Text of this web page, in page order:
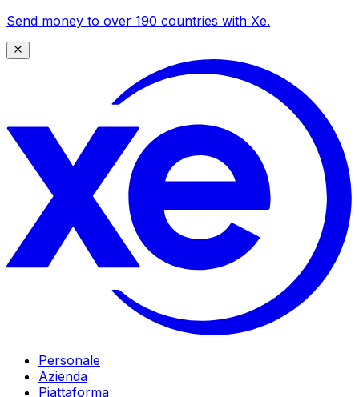
Send money to over 190 countries with Xe.
Personale
Azienda
Piattaforma